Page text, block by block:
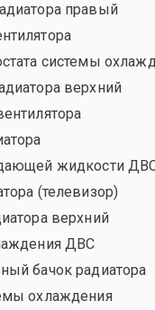
правый
системы
верхний
жидкости
(телевизор)
верхний
ДВС
бачок радиатора
охлаждения